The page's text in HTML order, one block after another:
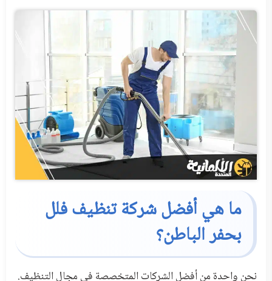
ما هي أفضل شركة تنظيف فلل
بحفر الباطن؟
نحن واحدة من أفضل الشركات المتخصصة في مجال التنظيف.